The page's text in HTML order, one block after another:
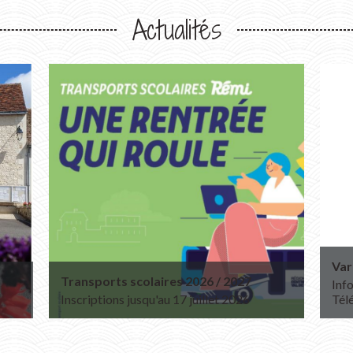
Actualités
Transports scolaires 2026 / 2027
Inscriptions jusqu'au 17 juillet 2026